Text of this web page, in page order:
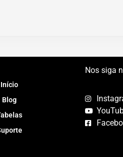
Início
Blog
Nos siga